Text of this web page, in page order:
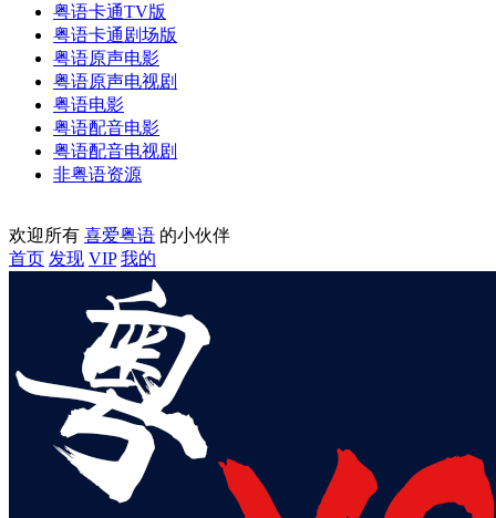
粤语卡通TV版
粤语卡通剧场版
粤语原声电影
粤语原声电视剧
粤语电影
粤语配音电影
粤语配音电视剧
非粤语资源
欢迎所有 喜爱粤语 的小伙伴
首页 发现 VIP 我的